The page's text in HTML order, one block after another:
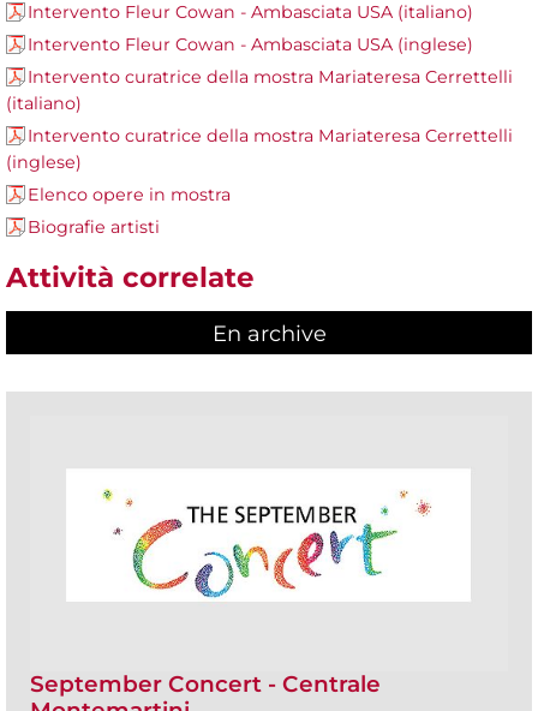
Intervento Fleur Cowan - Ambasciata USA (italiano)
Intervento Fleur Cowan - Ambasciata USA (inglese)
Intervento curatrice della mostra Mariateresa Cerrettelli
(italiano)
Intervento curatrice della mostra Mariateresa Cerrettelli
(inglese)
Elenco opere in mostra
Biografie artisti
Attività correlate
En archive
September Concert - Centrale